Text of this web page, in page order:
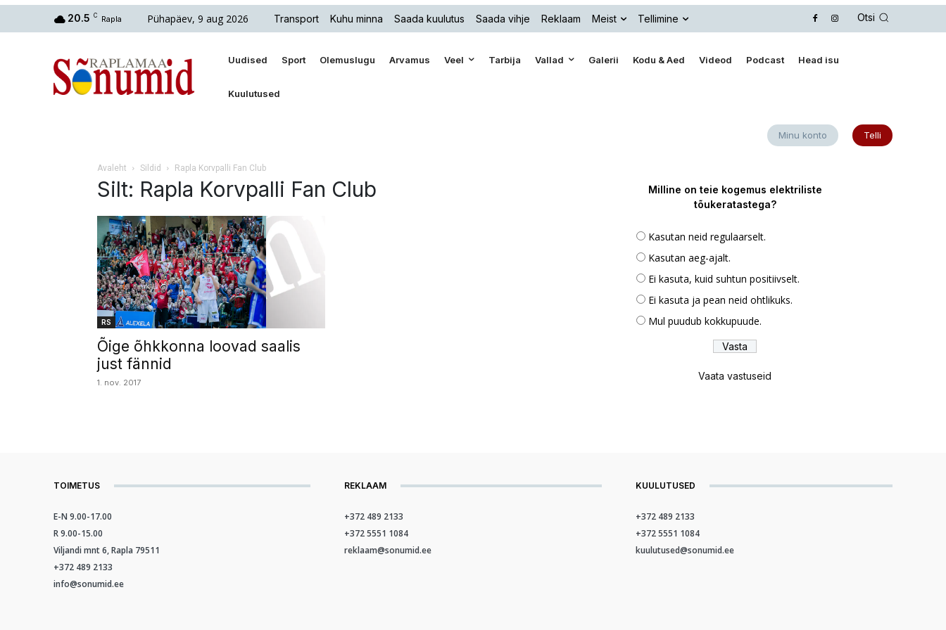
20.5 C Rapla Pühapäev, 9 aug 2026 Transport Kuhu minna Saada kuulutus Saada vihje Reklaam Meist Tellimine Otsi
Uudised Sport Olemuslugu Arvamus Veel Tarbija Vallad Galerii Kodu & Aed Videod Podcast Head isu
Kuulutused
Minu konto Telli
Avaleht Sildid Rapla Korvpalli Fan Club
Silt: Rapla Korvpalli Fan Club
RS
Õige õhkkonna loovad saalis
just fännid
1. nov. 2017
Milline on teie kogemus elektriliste
tõukeratastega?
Kasutan neid regulaarselt.
Kasutan aeg-ajalt.
Ei kasuta, kuid suhtun positiivselt.
Ei kasuta ja pean neid ohtlikuks.
Mul puudub kokkupuude.
Vaata vastuseid
TOIMETUS
E-N 9.00-17.00
R 9.00-15.00
Viljandi mnt 6, Rapla 79511
+372 489 2133
info@sonumid.ee
REKLAAM
+372 489 2133
+372 5551 1084
reklaam@sonumid.ee
KUULUTUSED
+372 489 2133
+372 5551 1084
kuulutused@sonumid.ee